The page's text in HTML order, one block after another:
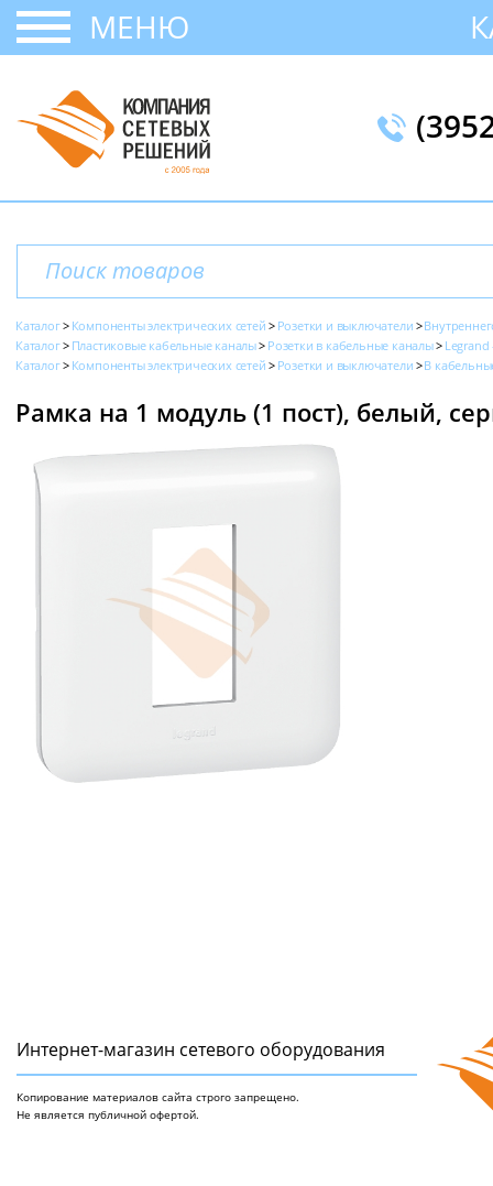
МЕНЮ
Каталог Компоненты электрических сетей Розетки и выключатели
Каталог
Пластиковые кабельные каналы Розетки в кабельные каналы
Legrand
Каталог
Компоненты электрических сетей Розетки и выключатели В
Рамка на 1 модуль (1 пост), белый,
Интернет-магазин сетeвого оборудования
Копирование материалов сайта строго запрещено.
Не является публичной офертой.